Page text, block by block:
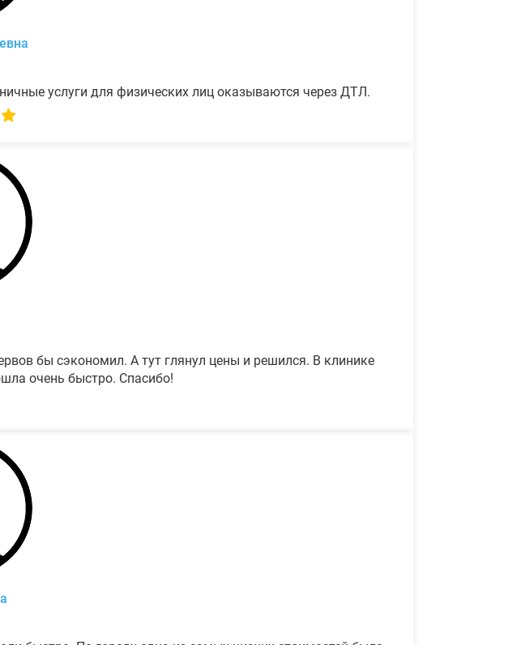
услуги для физических лиц оказываются через ДТЛ.
бы сэкономил. А тут глянул цены и решился. В клинике
очень быстро. Спасибо!